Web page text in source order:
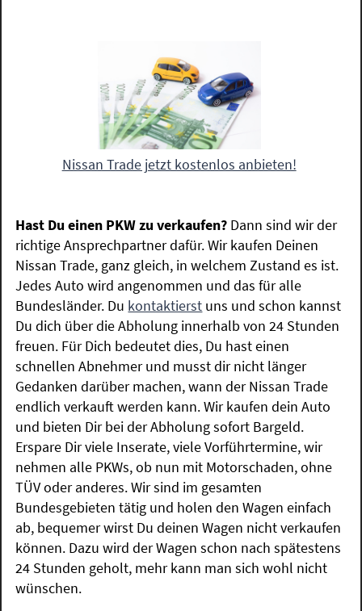
Nissan Trade jetzt kostenlos anbieten!
Hast Du einen PKW zu verkaufen? Dann sind wir der
richtige Ansprechpartner dafür. Wir kaufen Deinen
Nissan Trade, ganz gleich, in welchem Zustand es ist.
Jedes Auto wird angenommen und das für alle
Bundesländer. Du kontaktierst uns und schon kannst
Du dich über die Abholung innerhalb von 24 Stunden
freuen. Für Dich bedeutet dies, Du hast einen
schnellen Abnehmer und musst dir nicht länger
Gedanken darüber machen, wann der Nissan Trade
endlich verkauft werden kann. Wir kaufen dein Auto
und bieten Dir bei der Abholung sofort Bargeld.
Erspare Dir viele Inserate, viele Vorführtermine, wir
nehmen alle PKWs, ob nun mit Motorschaden, ohne
TÜV oder anderes. Wir sind im gesamten
Bundesgebieten tätig und holen den Wagen einfach
ab, bequemer wirst Du deinen Wagen nicht verkaufen
können. Dazu wird der Wagen schon nach spätestens
24 Stunden geholt, mehr kann man sich wohl nicht
wünschen.